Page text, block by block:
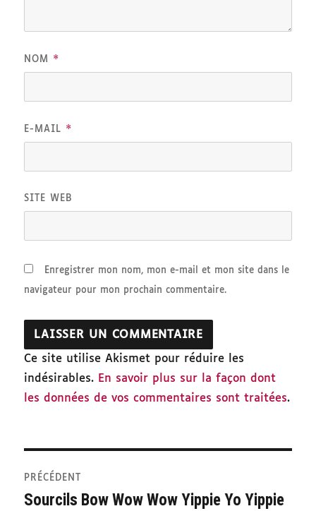
NOM *
E-MAIL *
SITE WEB
Enregistrer mon nom, mon e-mail et mon site dans le
navigateur pour mon prochain commentaire.
Ce site utilise Akismet pour réduire les
indésirables. En savoir plus sur la façon dont
les données de vos commentaires sont traitées.
Navigation
de
PRÉCÉDENT
Publication
Sourcils Bow Wow Wow Yippie Yo Yippie